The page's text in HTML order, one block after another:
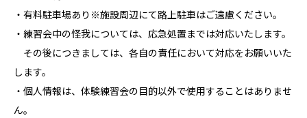
・有料駐車場あり※施設周辺にて路上駐車はご遠慮ください。
・練習会中の怪我については、応急処置までは対応いたします。
その後につきましては、各自の責任において対応をお願いいた
します。
・個人情報は、体験練習会の目的以外で使用することはありませ
ん。